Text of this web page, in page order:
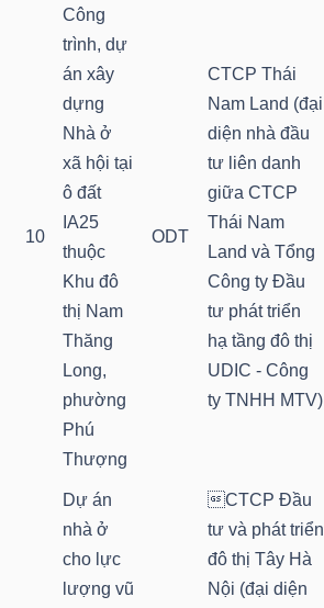
10
Công
trình, dự
án xây
dựng
Nhà ở
xã hội tại
ô đất
IA25
thuộc
Khu đô
thị Nam
Thăng
Long,
phường
Phú
Thượng
ODT
CTCP Thái
Nam Land (đại
diện nhà đầu
tư liên danh
giữa CTCP
Thái Nam
Land và Tổng
Công ty Đầu
tư phát triển
hạ tầng đô thị
UDIC - Công
ty TNHH MTV)
Dự án
nhà ở
cho lực
lượng vũ
CTCP Đầu
tư và phát triển
đô thị Tây Hà
Nội (đại diện
VỤ
TRUYỀN
THÔNG
TIỆN
ÍCH
BẤT
ĐỘNG
SẢN
chứng
khoán